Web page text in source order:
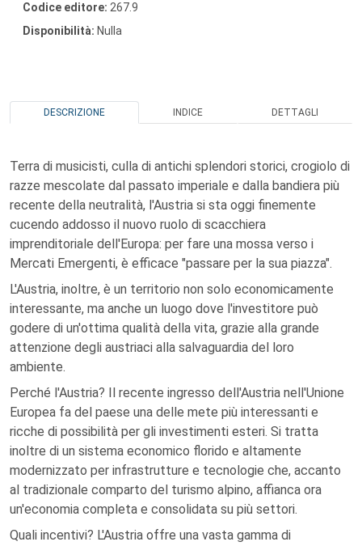
Codice editore: 267.9
Disponibilità: Nulla
DESCRIZIONE INDICE DETTAGLI
Terra di musicisti, culla di antichi splendori storici, crogiolo di
razze mescolate dal passato imperiale e dalla bandiera più
recente della neutralità, l'Austria si sta oggi finemente
cucendo addosso il nuovo ruolo di scacchiera
imprenditoriale dell'Europa: per fare una mossa verso i
Mercati Emergenti, è efficace "passare per la sua piazza".
L'Austria, inoltre, è un territorio non solo economicamente
interessante, ma anche un luogo dove l'investitore può
godere di un'ottima qualità della vita, grazie alla grande
attenzione degli austriaci alla salvaguardia del loro
ambiente.
Perché l'Austria? Il recente ingresso dell'Austria nell'Unione
Europea fa del paese una delle mete più interessanti e
ricche di possibilità per gli investimenti esteri. Si tratta
inoltre di un sistema economico florido e altamente
modernizzato per infrastrutture e tecnologie che, accanto
al tradizionale comparto del turismo alpino, affianca ora
un'economia completa e consolidata su più settori.
Quali incentivi? L'Austria offre una vasta gamma di